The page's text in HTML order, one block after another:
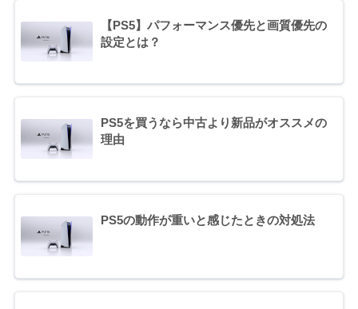
【PS5】パフォーマンス優先と画質優先の
設定とは？
PS5を買うなら中古より新品がオススメの
理由
PS5の動作が重いと感じたときの対処法